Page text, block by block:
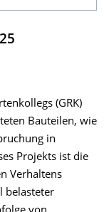
(GRK)
Bauteilen, wie
in
Projekts ist die
Verhaltens
belasteter